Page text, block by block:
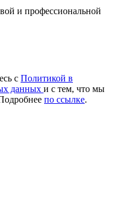
и профессиональной
с Политикой в
данных и с тем, что мы
по ссылке.